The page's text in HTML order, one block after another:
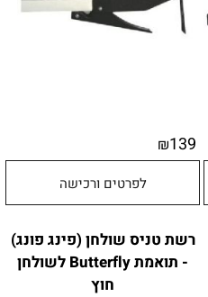
₪139
לפרטים ורכישה
רשת טניס שולחן (פינג פונג)
- תואמת Butterfly לשולחן
חוץ